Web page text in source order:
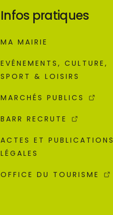
Infos pratiques
MA MAIRIE
EVÉNEMENTS, CULTURE,
SPORT & LOISIRS
MARCHÉS PUBLICS
BARR RECRUTE
ACTES ET PUBLICATIONS
LÉGALES
OFFICE DU TOURISME